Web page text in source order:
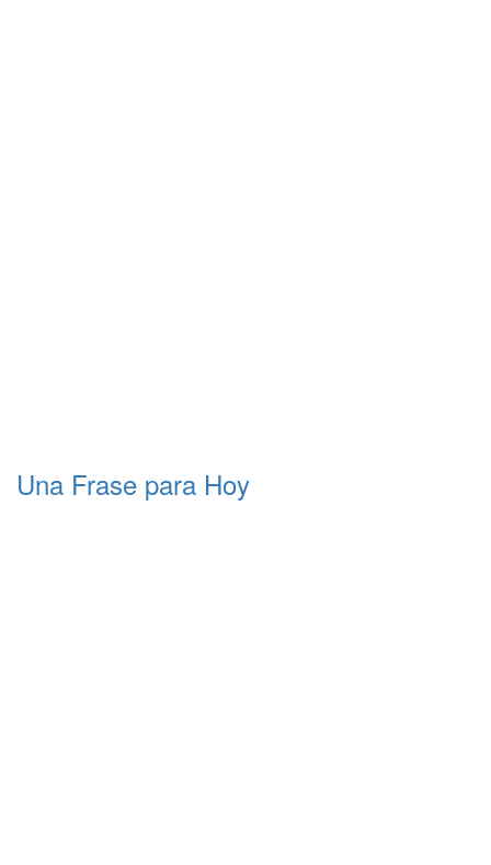
Una Frase para Hoy